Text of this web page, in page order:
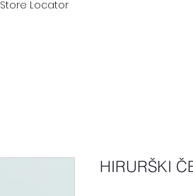
Store Locator
HIRURŠKI